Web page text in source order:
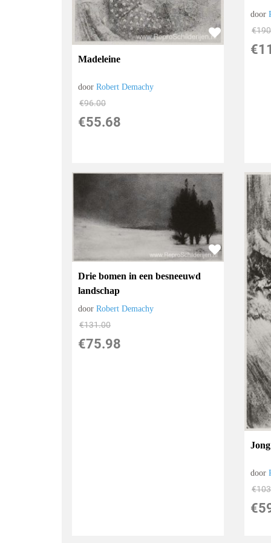
Madeleine
doorRobert Demachy
€96.00
€55.68
door
€
€
Drie bomen in een besneeuwd
landschap
doorRobert Demachy
€131.00
€75.98
door
€
€